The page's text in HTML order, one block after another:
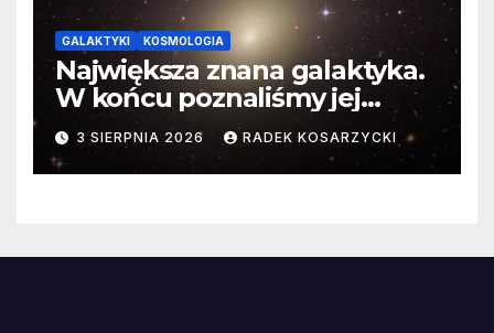
GALAKTYKI KOSMOLOGIA
Największa znana galaktyka.
W końcu poznaliśmy jej
faktyczne wymiary
3 SIERPNIA 2026 RADEK KOSARZYCKI